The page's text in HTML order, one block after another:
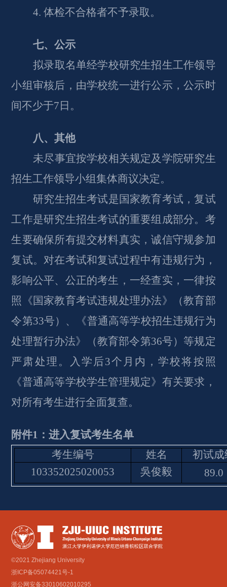
4. 体检不合格者不予录取。
七、公示
拟录取名单经学校研究生招生工作领导
小组审核后，由学校统一进行公示，公示时
间不少于7日。
八、其他
未尽事宜按学校相关规定及学院研究生
招生工作领导小组集体商议决定。
研究生招生考试是国家教育考试，复试
工作是研究生招生考试的重要组成部分。考
生要确保所有提交材料真实，诚信守规参加
复试。对在考试和复试过程中有违规行为，
影响公平、公正的考生，一经查实，一律按
照《国家教育考试违规处理办法》（教育部
令第33号）、《普通高等学校招生违规行为
处理暂行办法》（教育部令第36号）等规定
严肃处理。入学后3个月内，学校将按照
《普通高等学校学生管理规定》有关要求，
对所有考生进行全面复查。
附件1：进入复试考生名单
考生编号
姓名
初试成
103352025020053
吳俊毅 89.0
©2021 Zhejiang University
浙ICP备05074421号-1
浙公网安备33010602010295